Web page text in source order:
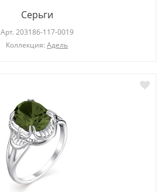
Серьги
Арт. 203186-117-0019
Коллекция: Адель